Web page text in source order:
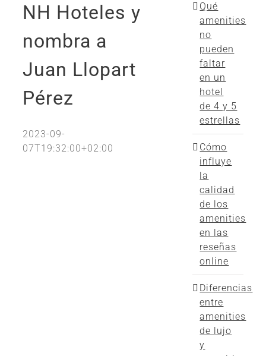
NH Hoteles y
nombra a
Juan Llopart
Pérez
2023-09-
07T19:32:00+02:00
Qué
amenities
no
pueden
faltar
en un
hotel
de 4 y 5
estrellas
Cómo
influye
la
calidad
de los
amenities
en las
reseñas
online
Diferencias
entre
amenities
de lujo
y